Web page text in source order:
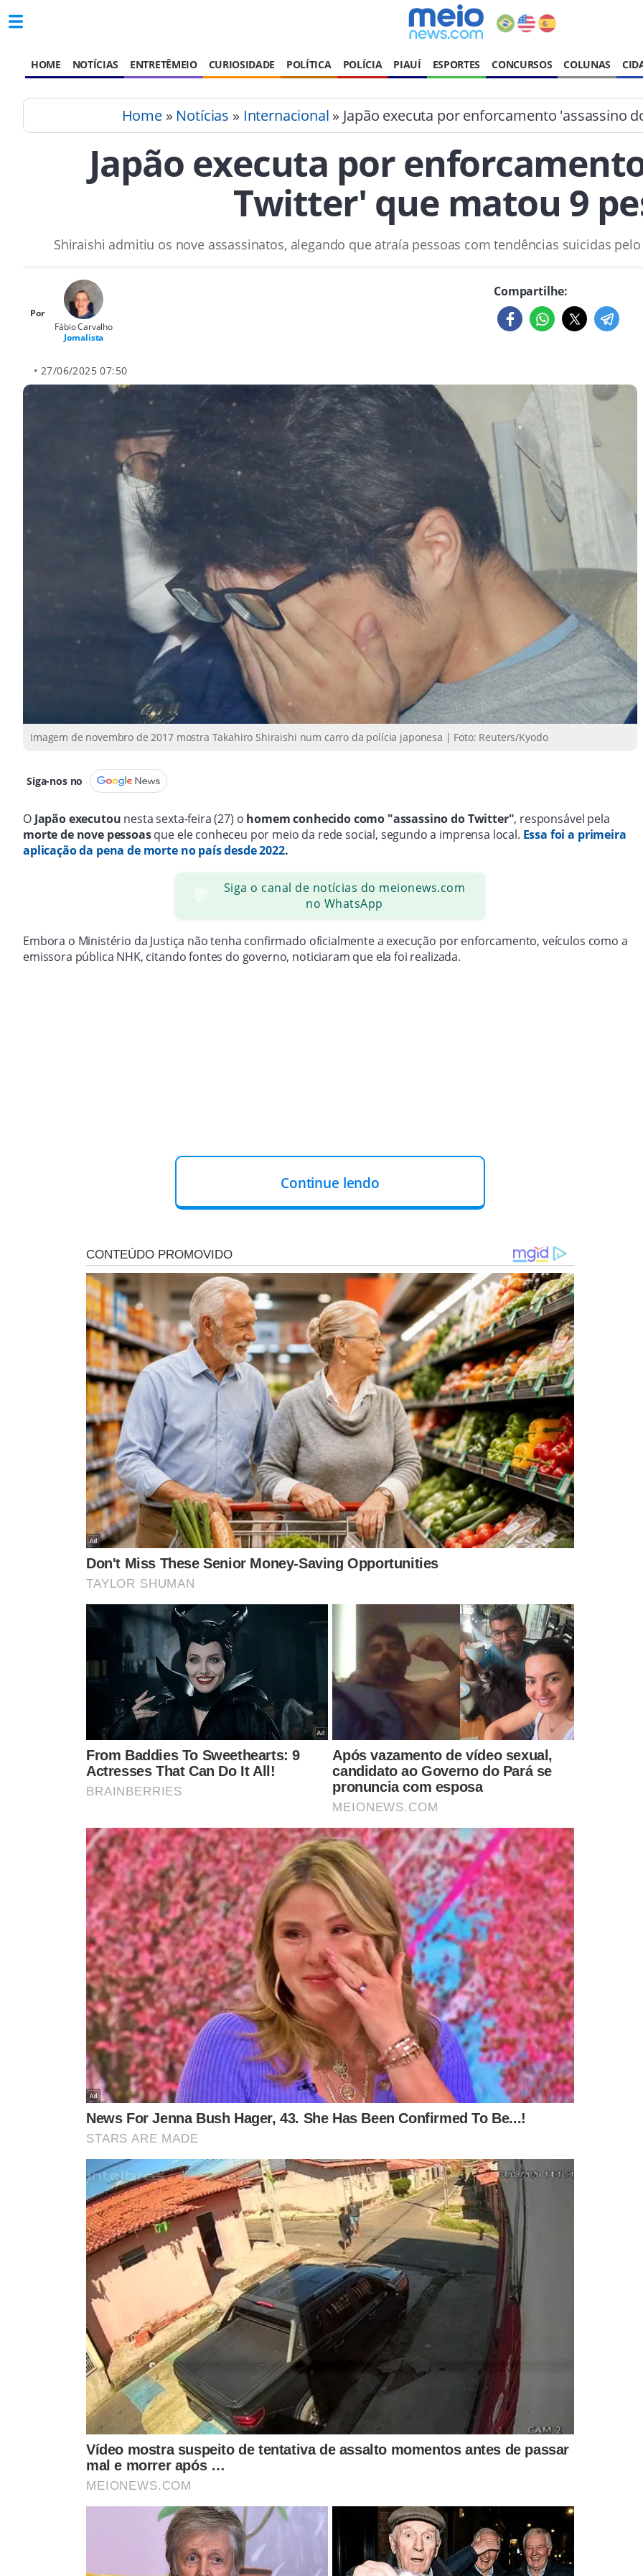
HOME NOTÍCIAS ENTRETÊMEIO CURIOSIDADE POLÍTICA POLÍCIA PIAUÍ ESPORTES CONCURSOS COLUNAS
Home» Notícias » Internacional » Japão executa por enforcamento 'assassino
Japão executa por
Twitter' que matou 9
Shiraishi admitiu os nove assassinatos, alegando que atraía pessoas com tendências suicidas
Por
Fábio Carvalho
Jornalista
• 27/06/2025 07:50
Compartilhe:
Imagem de novembro de 2017 mostra Takahiro Shiraishi num carro da polícia japonesa | Foto: Reuters/Kyodo
Siga-nos no
O Japão executou nesta sexta-feira (27) o homem conhecido como "assassino do Twitter", responsável pela
morte de nove pessoasque ele conheceu por meio da rede social, segundo a imprensa local. Essa foi a primeira
aplicação da pena de morte no país desde 2022.
💬
Siga o canal de notícias do meionews.com
no WhatsApp
Embora o Ministério da Justiça não tenha confirmado oficialmente a execução por enforcamento, veículos como a
emissora pública NHK, citando fontes do governo, noticiaram que ela foi realizada.
maioria jovens mulheres — após fazer contato com elas pelo Twitter, atualmente chamado X.
Shiraishi admitiu os nove assassinatos, alegando que atraía pessoas com tendências suicidas pelo Twitter
se oferecia para ajudá-las a morrer. As vítimas, com idades entre 15 e 26 anos, foram mortas em sua casa perto de
Tóquio, onde ele também esquartejou e escondeu os restos em geladeiras.
O Japão, ao lado dos EUA, é o único país do G7 que ainda aplica a pena de morte, com amplo apoio popular — 83%
dos japoneses a consideram "inevitável", segundo pesquisa de 2024. Em dezembro de 2023, havia 107 pessoas no
corredor da morte.
Embora a lei preveja execução em até seis meses após a sentença, muitos esperam anos e só são avisados poucas
horas antes.
PENA DE MORTE ASSASSINO DO TWITTER TAKAHIRO SHIRAISHI CRIMES
VER COMENTÁRIOS
VEJA TAMBÉM
NÃO PEGOU BEM
Carol Lekker pede desculpas
à Eliana e relata ameaças de
ALVOS DE FISCALIZAÇÃO
Anvisa proíbe venda de
produtos de duas farmácias
de manipulação; veja quais
MERCADO PARALELO
Como peça de 500 kg fez o
crime mirar os carros
elétricos no Brasil
VEJA MAIS NOTÍCIAS
Continue lendo